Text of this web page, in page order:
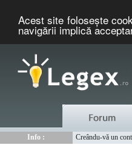
Acest site foloseşte
navigării implică
Info :
Creându-vă un
Info :
www.tntauto.ro -